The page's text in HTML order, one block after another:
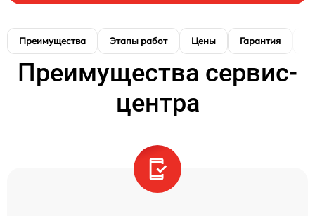
Преимущества Этапы работ Цены Гарантия
Преимущества сервис-
центра